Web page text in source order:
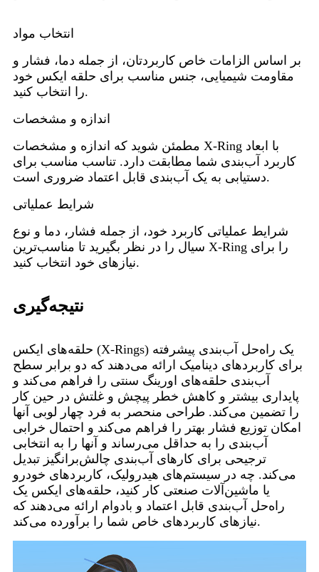
انتخاب مواد
بر اساس الزامات خاص کاربردتان، از جمله دما، فشار و
مقاومت شیمیایی، جنس مناسب برای حلقه ایکس خود
را انتخاب کنید.
اندازه و مشخصات
مطمئن شوید که اندازه و مشخصات X-Ring با ابعاد
کاربرد آب‌بندی شما مطابقت دارد. تناسب مناسب برای
دستیابی به یک آب‌بندی قابل اعتماد ضروری است.
شرایط عملیاتی
شرایط عملیاتی کاربرد خود، از جمله فشار، دما و نوع
سیال را در نظر بگیرید تا مناسب‌ترین X-Ring را برای
نیازهای خود انتخاب کنید.
نتیجه‌گیری
حلقه‌های ایکس (X-Rings) یک راه‌حل آب‌بندی پیشرفته
برای کاربردهای دینامیک ارائه می‌دهند که دو برابر سطح
آب‌بندی حلقه‌های اورینگ سنتی را فراهم می‌کند و
پایداری بیشتر و کاهش خطر پیچش و غلتش در حین کار
را تضمین می‌کند. طراحی منحصر به فرد چهار لوبی آنها
امکان توزیع فشار بهتر را فراهم می‌کند و احتمال خرابی
آب‌بندی را به حداقل می‌رساند و آنها را به انتخابی
ترجیحی برای کارهای آب‌بندی چالش‌برانگیز تبدیل
می‌کند. چه در سیستم‌های هیدرولیک، کاربردهای خودرو
یا ماشین‌آلات صنعتی کار کنید، حلقه‌های ایکس یک
راه‌حل آب‌بندی قابل اعتماد و بادوام ارائه می‌دهند که
نیازهای کاربردهای خاص شما را برآورده می‌کند.